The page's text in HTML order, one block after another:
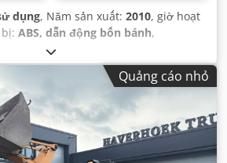
dụng, Năm sản xuất: 2010, giờ hoạt
ABS, dẫn động bốn bánh,
Quảng cáo nhỏ